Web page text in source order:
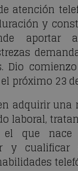
atención
y
aportar
Dio
próximo 23
adquirir
laboral,
que nace
y cualificar